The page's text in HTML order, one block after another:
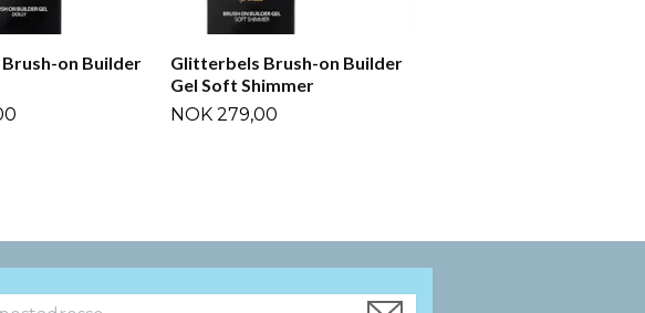
on Builder
Glitterbels Brush-on Builder
Gel Soft Shimmer
NOK 279,00